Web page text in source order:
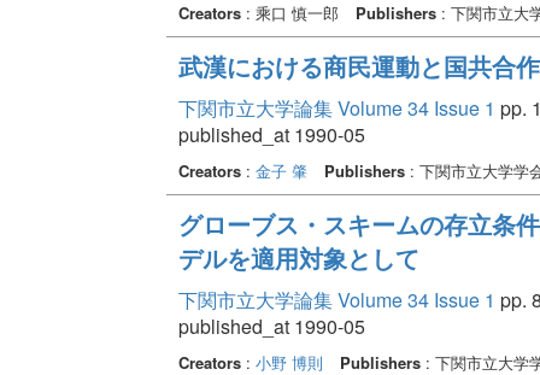
Creators: 乘口 慎一郎 Publishers: 下関市立大
武漢における商民運動と国共合
下関市立大学論集 Volume 34 Issue 1 pp.
published_at 1990-05
Creators: 金子 肇 Publishers: 下関市立大学学
グローブス・スキームの存立条
デルを適用対象として
下関市立大学論集 Volume 34 Issue 1 pp.
published_at 1990-05
Creators: 小野 博則 Publishers: 下関市立大学